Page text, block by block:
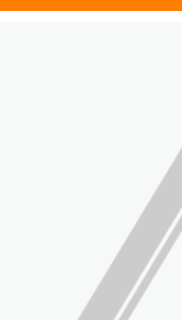
器屋にできること